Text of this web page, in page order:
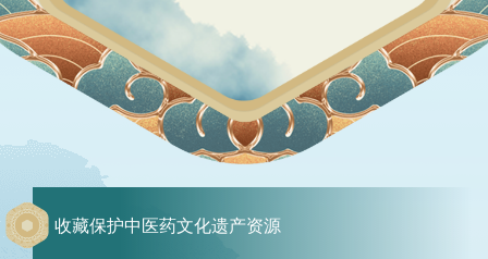
收藏保护中医药文化遗产资源